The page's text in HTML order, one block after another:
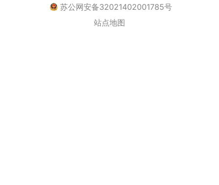
苏公网安备32021402001785号
站点地图